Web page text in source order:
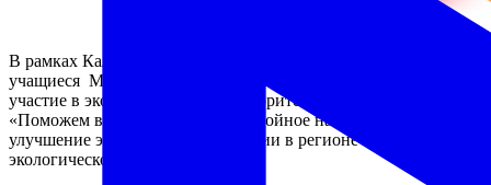
В рамках Калейдоскопа добрых дел с 18 по 26 февраля
учащиеся МАОУ "Лицей №82 г. Челябинска" приняли
участие в экологическом благотворительном проекте
«Поможем вместе!». У проекта двойное направление:
улучшение экологической ситуации в регионе и возрождение
экологической культуры.